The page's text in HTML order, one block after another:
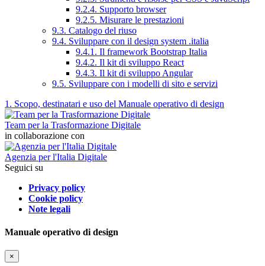
9.2.4. Supporto browser
9.2.5. Misurare le prestazioni
9.3. Catalogo del riuso
9.4. Sviluppare con il design system .italia
9.4.1. Il framework Bootstrap Italia
9.4.2. Il kit di sviluppo React
9.4.3. Il kit di sviluppo Angular
9.5. Sviluppare con i modelli di sito e servizi
1. Scopo, destinatari e uso del Manuale operativo di design
Team per la Trasformazione Digitale
in collaborazione con
Agenzia per l'Italia Digitale
Seguici su
Privacy policy
Cookie policy
Note legali
Manuale operativo di design
×